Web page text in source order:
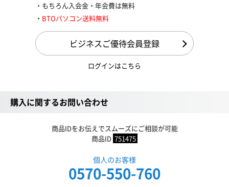
もちろん入会金・年会費は無料
BTOパソコン送料無料
ビジネスご優待会員登録
ログインはこちら
購入に関するお問い合わせ
商品IDをお伝えでスムーズにご相談が可能
商品ID 751475
個人のお客様
0570-550-760